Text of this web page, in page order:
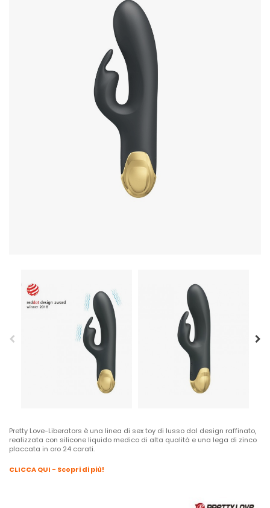
Pretty Love-Liberators è una linea di sex toy di lusso dal design raffinato,
realizzata con silicone liquido medico di alta qualità e una lega di zinco
placcata in oro 24 carati.
CLICCA QUI - Scopri di più!